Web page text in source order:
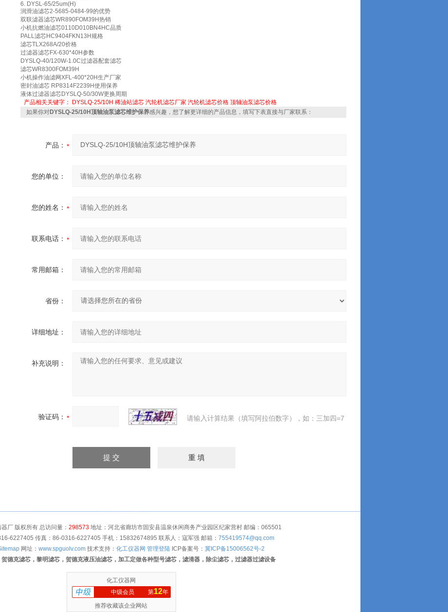
6. DYSL-65/25um(H)
润滑油滤芯2-5685-0484-99的优势
双联滤器滤芯WR890FOM39H热销
小机抗燃油滤芯0110D010BN4HC品质
PALL滤芯HC9404FKN13H规格
滤芯TLX268A/20价格
过滤器滤芯FX-630*40H参数
DYSLQ-40/120W-1.0C过滤器配套滤芯
滤芯WR8300FOM39H
小机操作油滤网XFL-400*20H生产厂家
密封油滤芯 RP8314F2239H使用保养
液体过滤器滤芯DYSLQ-50/30W更换周期
产品相关关键字：
DYSLQ-25/10H 稀油站滤芯 汽轮机滤芯厂家 汽轮机滤芯价格 顶轴油泵滤芯价格
如果你对DYSLQ-25/10H顶轴油泵滤芯维护保养感兴趣，想了解更详细的产品信息，填写下表直接与厂家联系：
产品：
您的单位：
您的姓名：
联系电话：
常用邮箱：
省份：
详细地址：
补充说明：
验证码： 请输入计算结果（填写阿拉伯数字），如：三加四=7
厂 版权所有 总访问量： 298573 地址：河北省廊坊市固安县温泉休闲商务产业园区纪家营村 邮编：065501
6227405 传真：86-0316-6227405 手机：15832674895 联系人：寇军强 邮箱： 755419574@qq.com
网址： www.spguolv.com技术支持： 化工仪器网 管理登陆ICP备案号： 冀ICP备15006562号-2
贺德克滤芯，黎明滤芯，贺德克液压油滤芯，加工定做各种型号滤芯，滤清器，除尘滤芯，过滤器过滤设备
化工仪器网
中级会员
第12年
推荐收藏该企业网站